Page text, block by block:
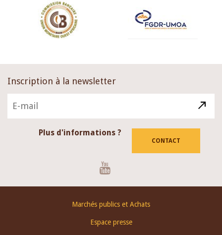
Inscription à la newsletter
Plus d'informations ?
CONTACT
Marchés publics et Achats
Espace presse